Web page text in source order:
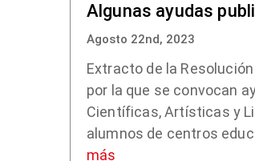
Algunas ayudas
Agosto 22nd, 2023
Extracto de la
por la que se convocan
Científicas, Artísticas y
alumnos de centros
más